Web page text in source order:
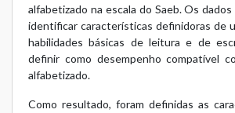
alfabetizado na escala do Saeb. Os
identificar características definidoras de
habilidades básicas de leitura e de
definir como desempenho compatível
alfabetizado.
Como resultado, foram definidas as